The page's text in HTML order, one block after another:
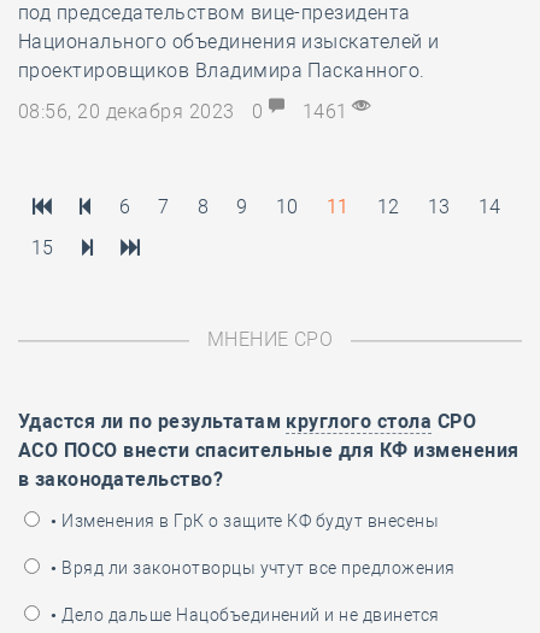
под председательством вице-президента
Национального объединения изыскателей и
проектировщиков Владимира Пасканного.
08:56, 20 декабря 2023
0 1461
6 7 8 9 10 11 12 13
14
15
МНЕНИЕ СРО
Удастся ли по результатам круглого стола СРО
АСО ПОСО внести спасительные для КФ изменения
в законодательство?
• Изменения в ГрК о защите КФ будут внесены
• Вряд ли законотворцы учтут все предложения
• Дело дальше Нацобъединений и не двинется